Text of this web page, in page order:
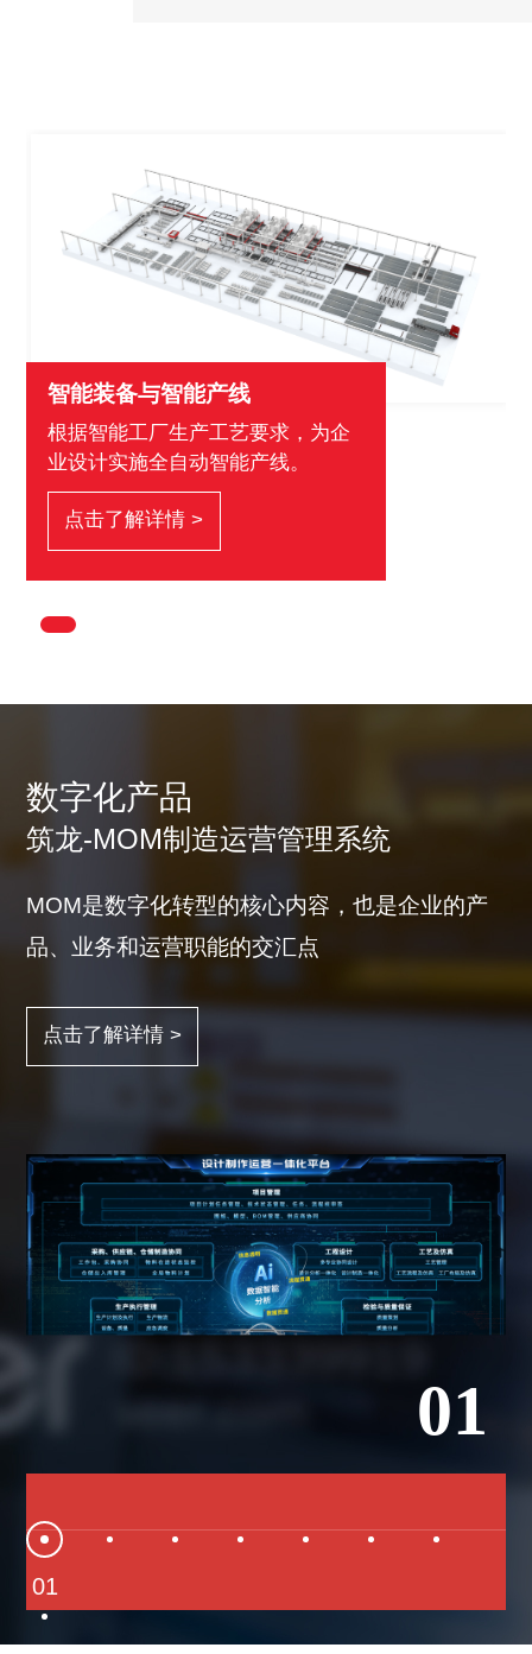
智能装备与智能产线
根据智能工厂生产工艺要求，为企
业设计实施全自动智能产线。
点击了解详情 >
数字化产品
筑龙-MOM制造运营管理系统
MOM是数字化转型的核心内容，也是企业的产
品、业务和运营职能的交汇点
点击了解详情 >
01
01